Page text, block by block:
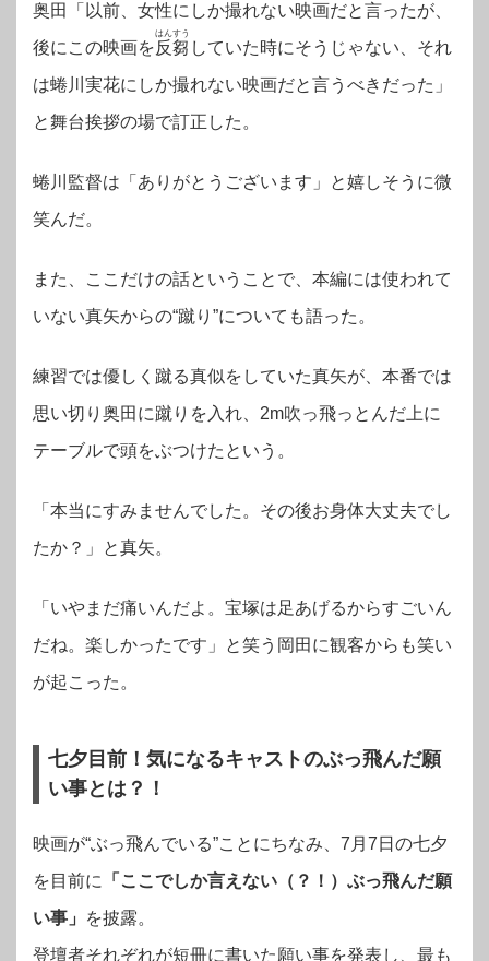
奥田「以前、女性にしか撮れない映画だと言ったが、
後にこの映画を反芻
はんすう
していた時にそうじゃない、それ
は蜷川実花にしか撮れない映画だと言うべきだった」
と舞台挨拶の場で訂正した。
蜷川監督は「ありがとうございます」と嬉しそうに微
笑んだ。
また、ここだけの話ということで、本編には使われて
いない真矢からの“蹴り”についても語った。
練習では優しく蹴る真似をしていた真矢が、本番では
思い切り奥田に蹴りを入れ、2m吹っ飛っとんだ上に
テーブルで頭をぶつけたという。
「本当にすみませんでした。その後お身体大丈夫でし
たか？」と真矢。
「いやまだ痛いんだよ。宝塚は足あげるからすごいん
だね。楽しかったです」と笑う岡田に観客からも笑い
が起こった。
七夕目前！気になるキャストのぶっ飛んだ願
い事とは？！
映画が“ぶっ飛んでいる”ことにちなみ、7月7日の七夕
を目前に 「ここでしか言えない（？！）ぶっ飛んだ願
い事」
を披露。
登壇者それぞれが短冊に書いた願い事を発表し、最も